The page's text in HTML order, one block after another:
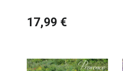
17,99 €